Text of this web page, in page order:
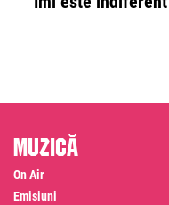
Muzică
On Air
Emisiuni